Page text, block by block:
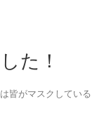
た！
皆がマスクして